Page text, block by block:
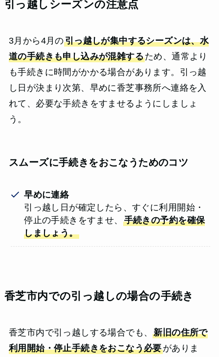
引っ越しシーズンの注意点
3月から4月の引っ越しが集中するシーズンは、水
道の手続きも申し込みが混雑するため、通常より
も手続きに時間がかかる場合があります。引っ越
し日が決まり次第、早めに香芝事務所へ連絡を入
れて、必要な手続きをすませるようにしましょ
う。
スムーズに手続きをおこなうためのコツ
早めに連絡
引っ越し日が確定したら、すぐに利用開始・
停止の手続きをすませ、 手続きの予約を確保
しましょう。
香芝市内での引っ越しの場合の手続き
香芝市内で引っ越しする場合でも、新旧の住所で
利用開始・停止手続きをおこなう必要がありま